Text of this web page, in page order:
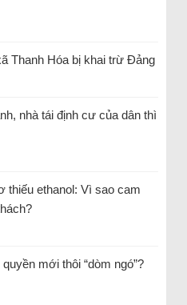
Thanh Hóa bị khai trừ Đảng
nhà tái định cư của dân thì
thiếu ethanol: Vì sao cam
mới thôi “dòm ngó”?